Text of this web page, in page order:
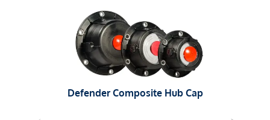
Defender Composite Hub Cap